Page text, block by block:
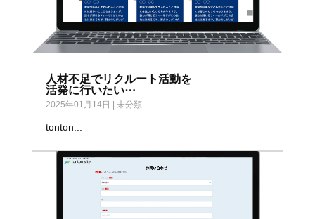
人材不足でリクルート活動を
活発に行いたい⋯
2025年01月14日 未分類
tonton...